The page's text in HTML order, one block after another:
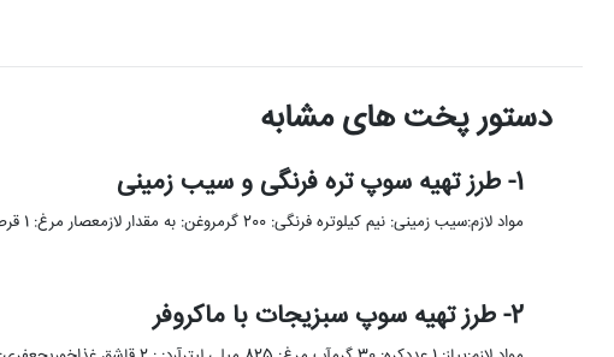
دستور پخت های مشابه
1- طرز تهیه سوپ تره فرنگی و سیب زمینی
مواد لازم:سیب زمینی: نیم کیلوتره فرنگی: 200 گرمروغن: به مقدار لازمعصار مرغ: 1 قرصشیر: 300 میلی لیترفلفل سیاه: به مقدار …
2- طرز تهیه سوپ سبزیجات با ماکروفر